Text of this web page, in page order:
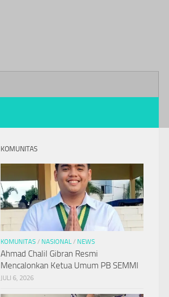
KOMUNITAS
KOMUNITAS / NASIONAL / NEWS
Ahmad Chalil Gibran Resmi
Mencalonkan Ketua Umum PB SEMMI
JULI 6, 2026